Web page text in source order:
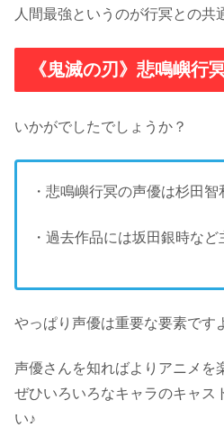
人間最強というのが行冥との共
《鬼滅の刃》悲鳴嶼行
いかがでしたでしょうか？
・悲鳴嶼行冥の声優は杉田智
・過去作品には坂田銀時な
やっぱり声優は重要な要素です
声優さんを知ればよりアニメを
ぜひいろいろなキャラのキャス
い♪